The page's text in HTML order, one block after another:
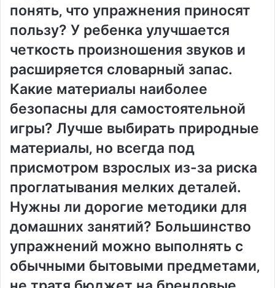
понять‚ что упражнения приносят
пользу? У ребенка улучшается
четкость произношения звуков и
расширяется словарный запас.
Какие материалы наиболее
безопасны для самостоятельной
игры? Лучше выбирать природные
материалы‚ но всегда под
присмотром взрослых из-за риска
проглатывания мелких деталей.
Нужны ли дорогие методики для
домашних занятий? Большинство
упражнений можно выполнять с
обычными бытовыми предметами‚